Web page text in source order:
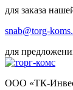
для заказа
snab@torg-
для
ООО «ТК-